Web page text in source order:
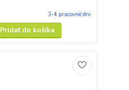
3-4 pracovné dni
Pridať do košíka